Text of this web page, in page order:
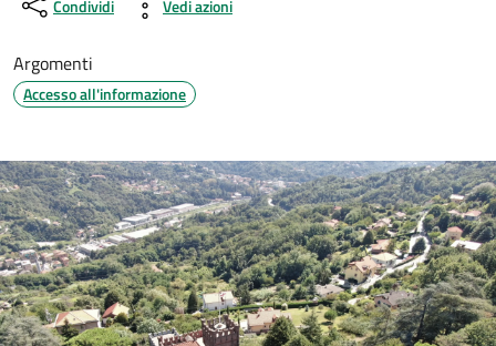
Condividi Vedi azioni
Argomenti
Accesso all'informazione